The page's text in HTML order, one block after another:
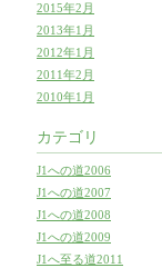
2015年2月
2013年1月
2012年1月
2011年2月
2010年1月
カテゴリ
J1への道2006
J1への道2007
J1への道2008
J1への道2009
J1へ至る道2011